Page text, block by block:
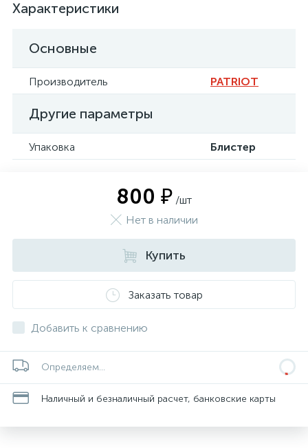
Характеристики
Основные
Производитель PATRIOT
Другие параметры
Упаковка Блистер
800 ₽ /шт
Нет в наличии
Купить
Заказать товар
Добавить к сравнению
Определяем...
Наличный и безналичный расчет, банковские карты